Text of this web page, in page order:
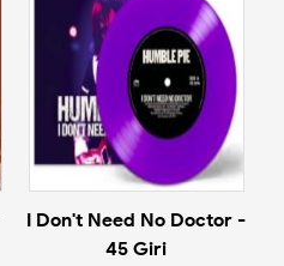
I Don't Need No Doctor -
45 Giri